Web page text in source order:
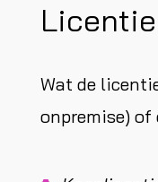
Wat de
onpremise)